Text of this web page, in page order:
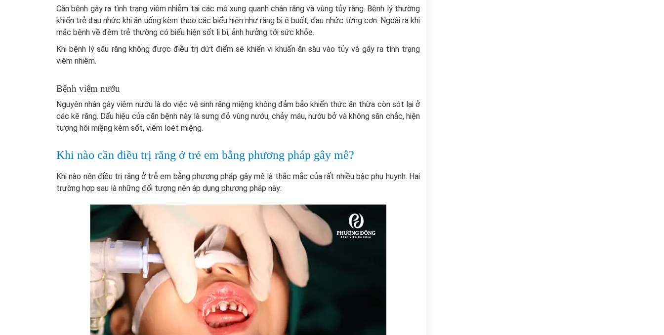
Căn bệnh gây ra tình trạng viêm nhiễm tại các mô xung quanh chân răng và vùng tủy răng. Bệnh lý thường
khiến trẻ đau nhức khi ăn uống kèm theo các biểu hiện như răng bị ê buốt, đau nhức từng cơn. Ngoài ra khi
mắc bệnh về đêm trẻ thường có biểu hiện sốt li bì, ảnh hưởng tới sức khỏe.
Khi bệnh lý sâu răng không được điều trị dứt điểm sẽ khiến vi khuẩn ăn sâu vào tủy và gây ra tình trạng
viêm nhiễm.
Bệnh viêm nướu
Nguyên nhân gây viêm nướu là do việc vệ sinh răng miệng không đảm bảo khiến thức ăn thừa còn sót lại ở
các kẽ răng. Dấu hiệu của căn bệnh này là sưng đỏ vùng nướu, chảy máu, nướu bở và không săn chắc, hiện
tượng hôi miệng kèm sốt, viêm loét miệng.
Khi nào cần điều trị răng ở trẻ em bằng phương pháp gây mê?
Khi nào nên điều trị răng ở trẻ em bằng phương pháp gây mê là thắc mắc của rất nhiều bậc phụ huynh. Hai
trường hợp sau là những đối tượng nên áp dụng phương pháp này: